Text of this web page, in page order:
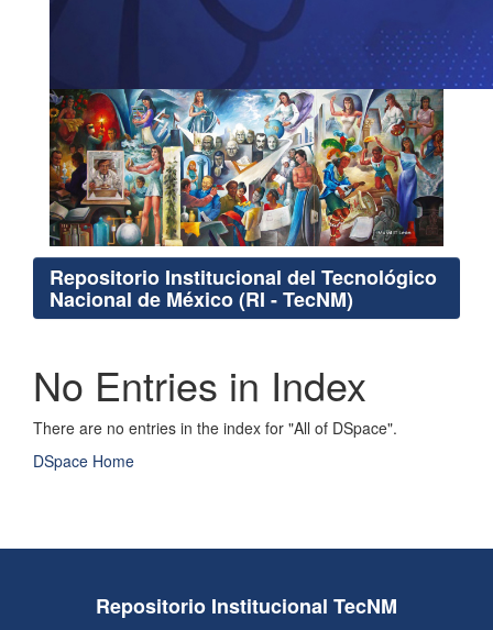
Repositorio Institucional del Tecnológico
Nacional de México (RI - TecNM)
No Entries in Index
There are no entries in the index for "All of DSpace".
DSpace Home
Repositorio Institucional TecNM